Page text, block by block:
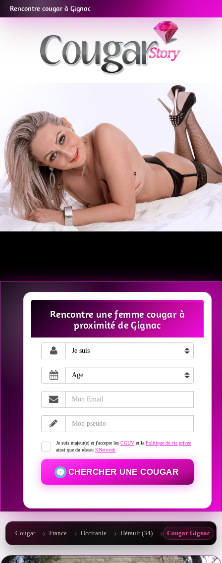
Rencontre cougar à Gignac
Rencontre une femme cougar à
proximité de Gignac
Je suis majeur(e) et j'accepte les CGUV et la Politique de vie privée
ainsi que du réseau KNetwork
CHERCHER UNE COUGAR
Cougar France Occitanie Hérault (34) Cougar Gignac